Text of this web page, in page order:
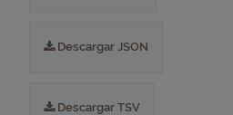
Descargar JSON
Descargar TSV